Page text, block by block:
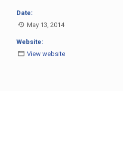
Date:
May 13, 2014
Website:
View website